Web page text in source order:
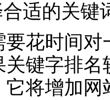
适的关键
时间对
关键字排
它将增加